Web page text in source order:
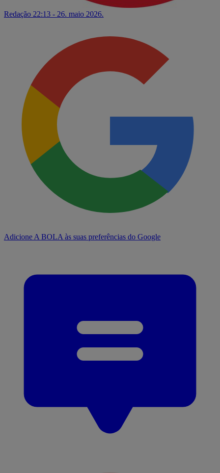
Redação 22:13 - 26. maio 2026.
Adicione A BOLA às suas preferências do Google